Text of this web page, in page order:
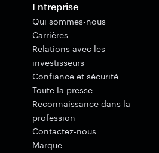
Entreprise
Qui sommes-nous
Carrières
Relations avec les
investisseurs
Confiance et sécurité
Toute la presse
Reconnaissance dans la
profession
Contactez-nous
Marque